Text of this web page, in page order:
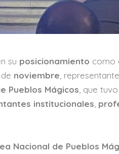
su posicionamiento como
noviembre,
Pueblos Mágicos, que
institucionales,
Nacional de Pueblos